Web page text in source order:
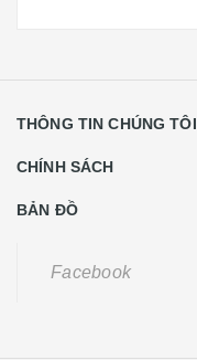
THÔNG TIN CHÚNG TÔI
CHÍNH SÁCH
BẢN ĐỒ
Facebook